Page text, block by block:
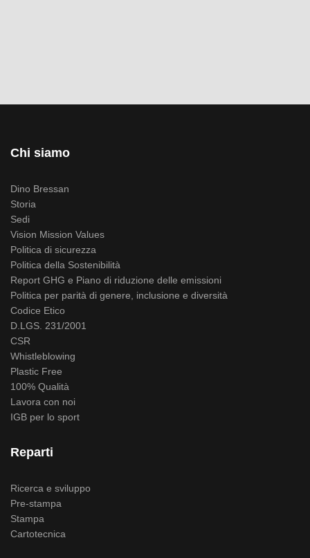
Chi siamo
Dino Bressan
Storia
Sedi
Vision Mission Values
Politica di sicurezza
Politica della Sostenibilità
Report GHG e Piano di riduzione delle emissioni
Politica per parità di genere, inclusione e diversità
Codice Etico
D.LGS. 231/2001
CSR
Whistleblowing
Plastic Free
100% Qualità
Lavora con noi
IGB per lo sport
Reparti
Ricerca e sviluppo
Pre-stampa
Stampa
Cartotecnica